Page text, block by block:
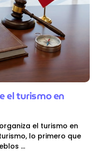
el turismo en
el turismo en
lo primero que
...